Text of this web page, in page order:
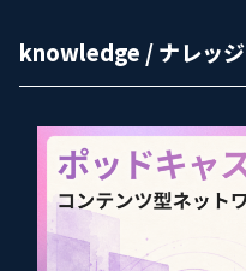
knowledge / ナレッジ